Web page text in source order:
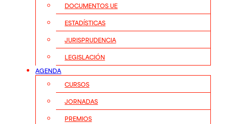
DOCUMENTOS UE
ESTADÍSTICAS
JURISPRUDENCIA
LEGISLACIÓN
AGENDA
CURSOS
JORNADAS
PREMIOS